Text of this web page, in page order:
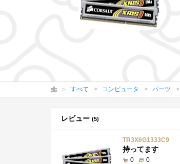
すべて コンピュータ パーツ
レビュー (5)
TR3X6G1333C9
持ってます
0
0